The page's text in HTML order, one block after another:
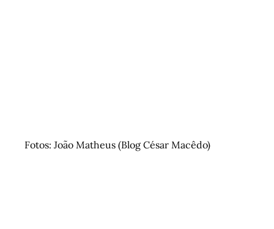
Fotos: João Matheus (Blog César Macêdo)